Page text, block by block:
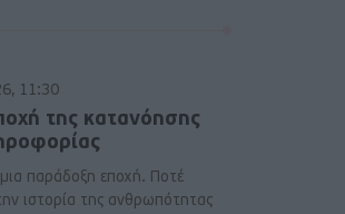
11:30
της κατανόησης
παράδοξη εποχή. Ποτέ
ιστορία της ανθρωπότητας